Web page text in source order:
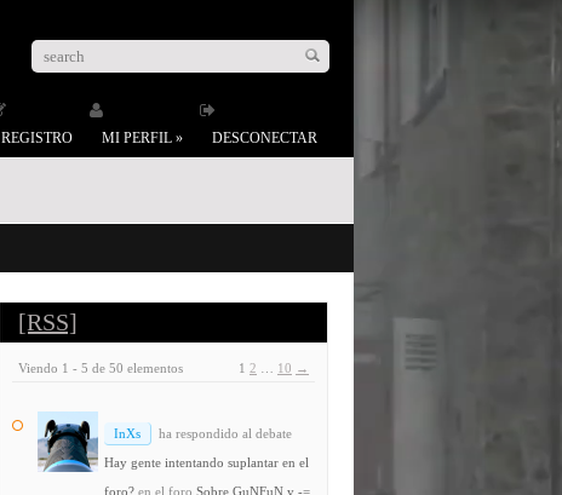
REGISTRO MI PERFIL » DESCONECTAR
[RSS]
Viendo 1 - 5 de 50 elementos 1 2 10 →
InXs
ha respondido al debate
Hay gente intentando suplantar en el
foro? en el foro Sobre GuNFuN y -=